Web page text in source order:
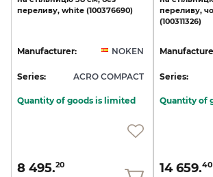
переливу, white (100376690)
Manufacturer: NOKEN
Series: ACRO COMPACT
Quantity of goods is limited
8 495.20
переливу,
(100311326)
Series:
Quantity of
14 659.40